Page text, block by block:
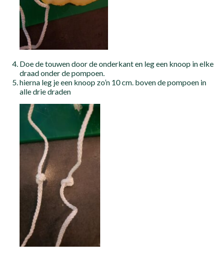
Doe de touwen door de onderkant en leg een knoop in elke
draad onder de pompoen.
hierna leg je een knoop zo’n 10 cm. boven de pompoen in
alle drie draden